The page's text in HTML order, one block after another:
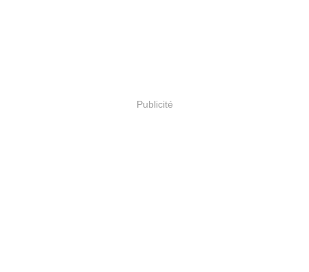
Publicité